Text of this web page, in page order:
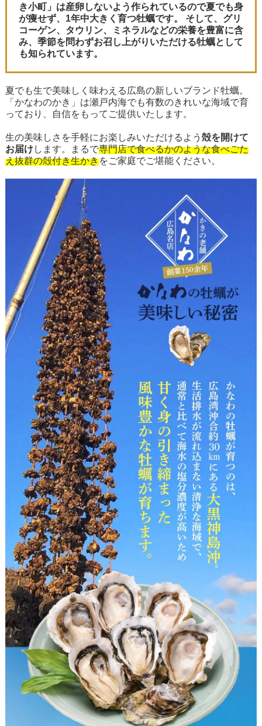
き小町」は産卵しないよう作られているので夏でも身
が痩せず、1年中大きく育つ牡蠣です。 そして、グリ
コーゲン、タウリン、ミネラルなどの栄養を豊富に含
み、季節を問わずお召し上がりいただける牡蠣として
も知られています。
夏でも生で美味しく味わえる広島の新しいブランド牡蠣。
「かなわのかき」は瀬戸内海でも有数のきれいな海域で育
っており、自信をもってご提供いたします。
生の美味しさを手軽にお楽しみいただけるよう 殻を開けて
お届けします。まるで専門店で食べるかのような食べごた
え抜群の殻付き生かきをご家庭でご堪能ください。